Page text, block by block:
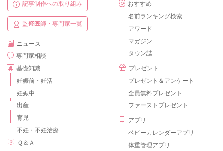
記事制作への取り組み
監修医師・専門家一覧
ニュース
専門家相談
基礎知識
妊娠前・妊活
妊娠中
出産
育児
不妊・不妊治療
Ｑ＆Ａ
おすすめ
名前ランキング検索
アワード
マガジン
タウン誌
プレゼント
プレゼント＆アンケート
全員無料プレゼント
ファーストプレゼント
アプリ
ベビーカレンダーアプリ
体重管理アプリ